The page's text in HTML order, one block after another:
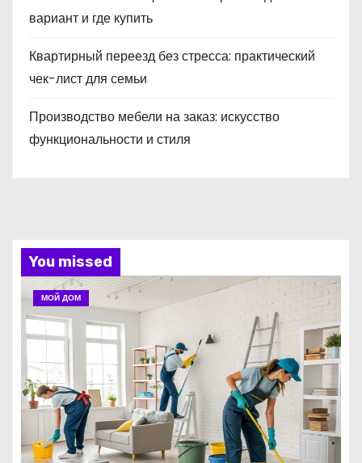
вариант и где купить
Квартирный переезд без стресса: практический
чек-лист для семьи
Производство мебели на заказ: искусство
функциональности и стиля
You missed
МОЙ ДОМ